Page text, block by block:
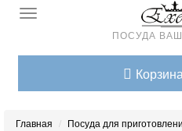
ПОСУДА
Главная Посуда для